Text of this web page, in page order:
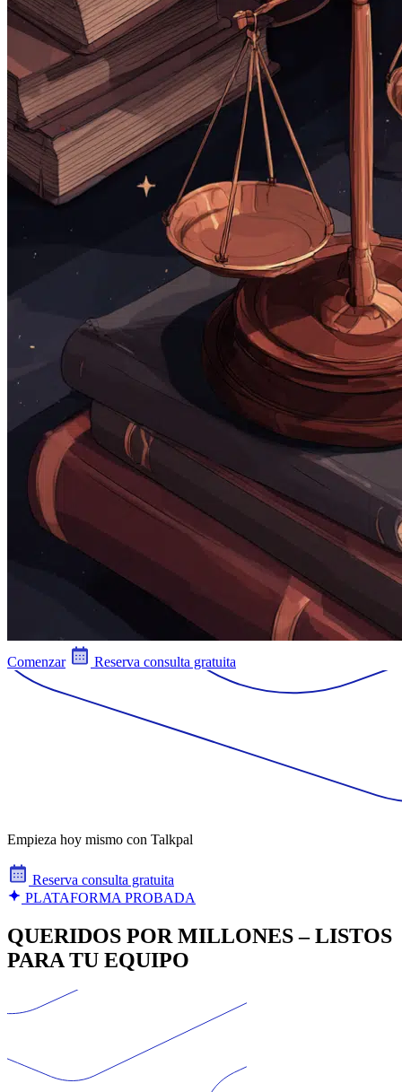
Comenzar Reserva consulta gratuita
Empieza hoy mismo con Talkpal
Reserva consulta gratuita
PLATAFORMA PROBADA
QUERIDOS POR MILLONES – LISTOS
PARA TU EQUIPO